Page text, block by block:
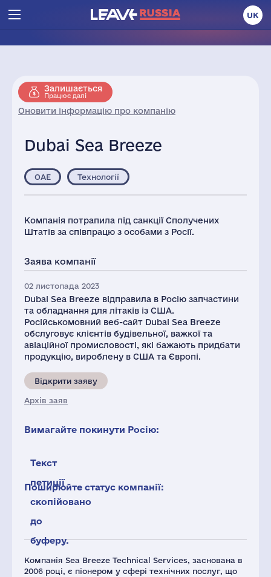
UK
Залишається
Працює далі
Оновити інформацію про компанію
Dubai Sea Breeze
Компанія Sea Breeze Technical Services, заснована в
2006 році, є піонером у сфері технічних послуг, що
ОАЕ Технології
Компанія потрапила під санкції Сполучених
Штатів за співпрацю з особами з Росії.
Заява компанії
02 листопада 2023
Dubai Sea Breeze відправила в Росію запчастини
та обладнання для літаків із США.
Російськомовний веб-сайт Dubai Sea Breeze
обслуговує клієнтів будівельної, важкої та
авіаційної промисловості, які бажають придбати
продукцію, вироблену в США та Європі.
Відкрити заяву
Архів заяв
Вимагайте покинути Росію:
Текст
петиції
скопійовано
до
буферу.
Поширюйте статус компанії: